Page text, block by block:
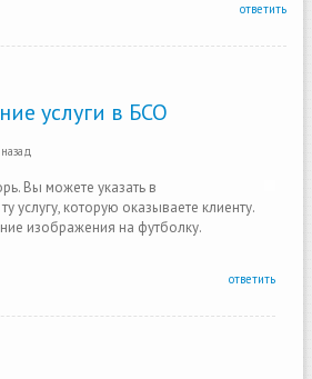
ответить
услуги в БСО
Вы можете указать в
услугу, которую оказываете клиенту.
изображения на футболку.
ответить